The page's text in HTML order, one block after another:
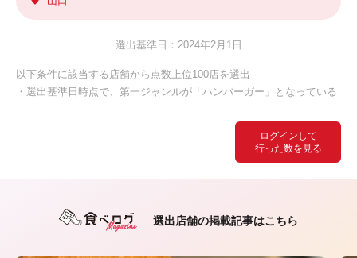
ログインして
行った数を見る
選出基準日：2024年2月1日
以下条件に該当する店舗から点数上位100店を選出
・選出基準日時点で、第一ジャンルが「ハンバーガー」となっている
選出店舗の掲載記事はこちら